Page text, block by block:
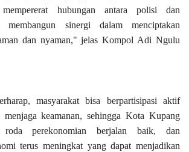
hubungan antara polisi dan
membangun sinergi dalam menciptakan
dan nyaman," jelas Kompol Adi Ngulu
masyarakat bisa berpartisipasi aktif
menjaga keamanan, sehingga Kota Kupang
perekonomian berjalan baik, dan
terus meningkat yang dapat menjadikan